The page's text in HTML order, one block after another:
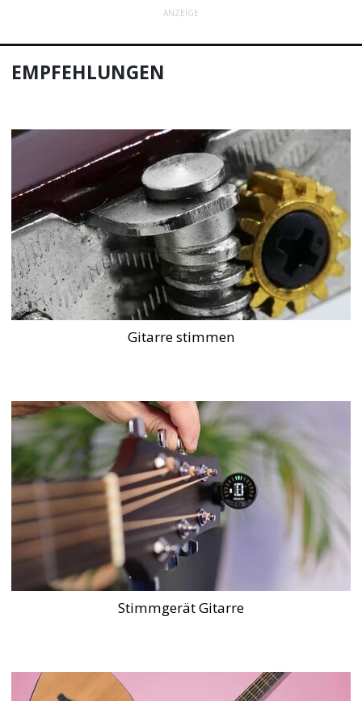
ANZEIGE
EMPFEHLUNGEN
Gitarre stimmen
Stimmgerät Gitarre